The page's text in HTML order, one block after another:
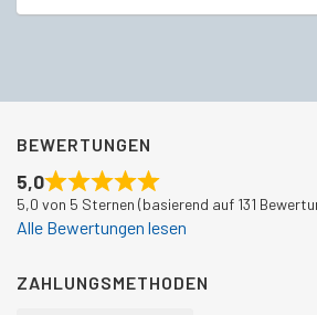
BEWERTUNGEN
5,0
5,0 von 5 Sternen (basierend auf 131
Alle Bewertungen lesen
ZAHLUNGSMETHODEN